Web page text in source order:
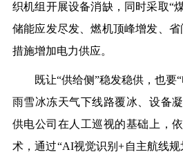
织机组开展设备消缺，同时采取“
储能应发尽发、燃机顶峰增发、
措施增加电力供应。
既让“供给侧”稳发稳供，也要“
雨雪冰冻天气下线路覆冰、设备
供电公司在人工巡视的基础上，
术，通过“AI视觉识别+自主航线